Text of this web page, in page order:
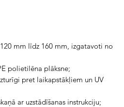
mm līdz 160 mm, izgatavoti no
polietilēna plāksne;
pret laikapstākļiem un UV
ar uzstādīšanas instrukciju;